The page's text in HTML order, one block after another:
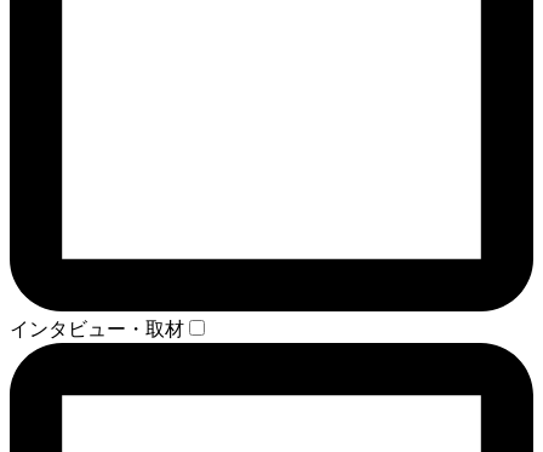
インタビュー・取材